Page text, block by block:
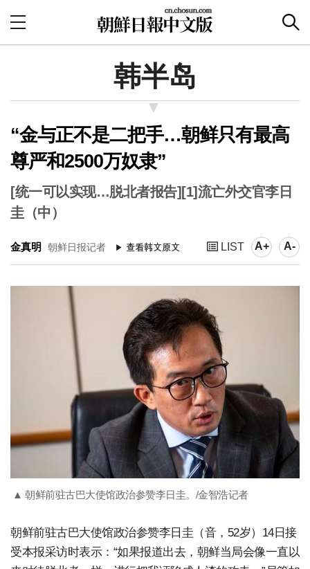
韩半岛
“金与正不是二把手…朝鲜只有最高
尊严和2500万奴隶”
[统一可以实现…脱北者报告][1]流亡外交官李日
圭（中）
金真明 朝鲜日报记者 LIST A+ A-
▲ 朝鲜前驻古巴大使馆政治参赞李日圭。/金智浩记者
朝鲜前驻古巴大使馆政治参赞李日圭（音，52岁）14日接
受本报采访时表示：“如果报道出去，朝鲜当局会像一直以